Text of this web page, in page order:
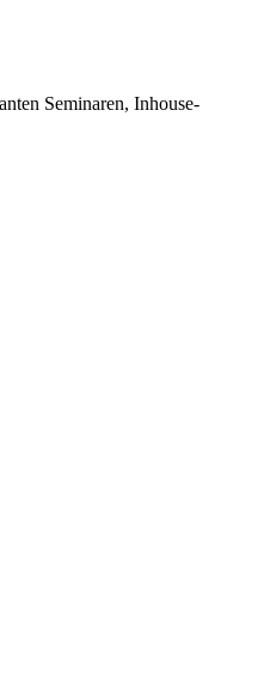
Seminaren, Inhouse-